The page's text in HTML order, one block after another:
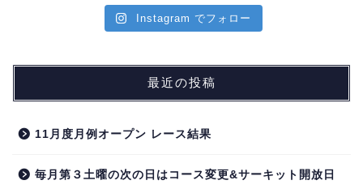
Instagram でフォロー
最近の投稿
11月度月例オープン レース結果
毎月第３土曜の次の日はコース変更&サーキット開放日